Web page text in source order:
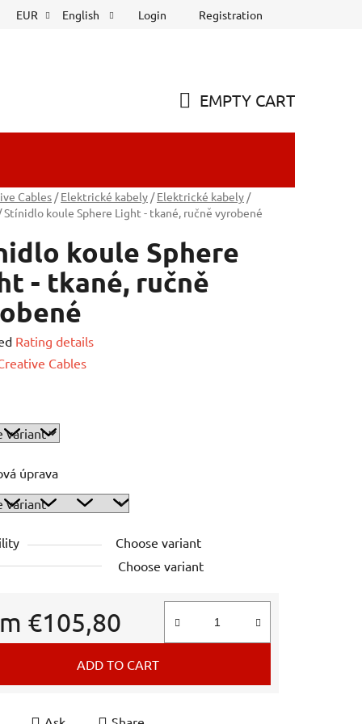
EUR English Login Registration
EMPTY CART
Cables / Elektrické kabely / Elektrické kabely /
Stínidlo koule Sphere Light - tkané, ručně vyrobené
koule Sphere
- tkané, ručně
Rating details
Cables
úprava
Choose variant
Choose variant
€105,80
price:
ADD TO CART